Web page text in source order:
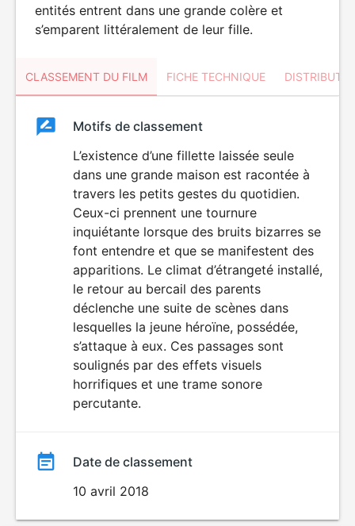
entités entrent dans une grande colère et
s’emparent littéralement de leur fille.
CLASSEMENT DU FILM FICHE TECHNIQUE
ClassementClassement
HORREUR
Motifs de classement
L’existence d’une fillette laissée seule
dans une grande maison est racontée à
travers les petits gestes du quotidien.
Ceux-ci prennent une tournure
inquiétante lorsque des bruits bizarres se
font entendre et que se manifestent des
apparitions. Le climat d’étrangeté installé,
le retour au bercail des parents
déclenche une suite de scènes dans
lesquelles la jeune héroïne, possédée,
s’attaque à eux. Ces passages sont
soulignés par des effets visuels
horrifiques et une trame sonore
percutante.
Date de classement
10 avril 2018